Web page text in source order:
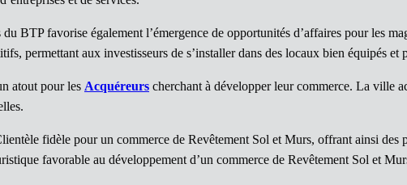
BTP favorise également l’émergence de opportunités d’affaires pour les
permettant aux investisseurs de s’installer dans des locaux bien équipés et
atout pour les Acquéreurs cherchant à développer leur commerce. La ville
fidèle pour un commerce de Revêtement Sol et Murs, offrant ainsi des
favorable au développement d’un commerce de Revêtement Sol et